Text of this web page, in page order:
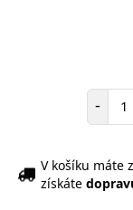
-
V košíku máte
získáte